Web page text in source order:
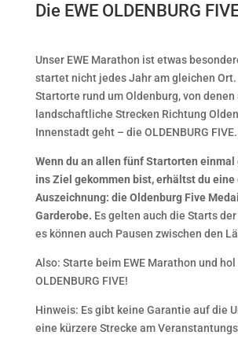
Die EWE OLDENBURG
Unser EWE Marathon ist etwas
startet nicht jedes Jahr am gleichen
Startorte rund um Oldenburg, von denen
landschaftliche Strecken Richtung
Innenstadt geht – die OLDENBURG FIVE.
Wenn du an allen fünf Startorten einmal
ins Ziel gekommen bist, erhältst du eine
Auszeichnung: die Oldenburg Five
Garderobe. Es gelten auch die Starts
es können auch Pausen zwischen den
Also: Starte beim EWE Marathon und
OLDENBURG FIVE!
Hinweis: Es gibt keine Garantie auf die
eine kürzere Strecke am